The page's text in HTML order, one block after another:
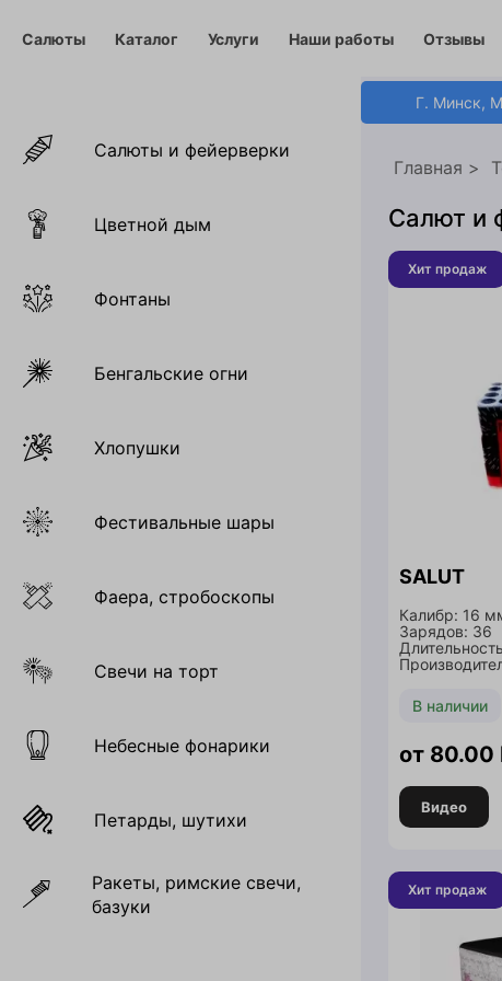
Салюты Каталог Услуги Наши работы Отзывы
Г. Минск,
Салюты и фейерверки
Цветной дым
Фонтаны
Бенгальские огни
Хлопушки
Фестивальные шары
Фаера, стробоскопы
Свечи на торт
Небесные фонарики
Петарды, шутихи
Ракеты, римские свечи,
базуки
Главная
Салют и
Хит продаж
SALUT
Калибр: 16
Зарядов: 36
В наличии
80.00
Видео
Хит продаж